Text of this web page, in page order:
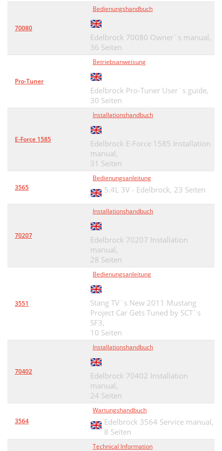
70080
Bedienungshandbuch
Edelbrock 70080 Owner`s manual,
36 Seiten
Pro-Tuner
Betriebsanweisung
Edelbrock Pro-Tuner User`s guide,
30 Seiten
E-Force 1585
Installationshandbuch
Edelbrock E-Force 1585 Installation
manual,
31 Seiten
3565
Bedienungsanleitung
5.4L 3V - Edelbrock, 23 Seiten
70207
Installationshandbuch
Edelbrock 70207 Installation
manual,
28 Seiten
3551
Bedienungsanleitung
Stang TV`s New 2011 Mustang
Project Car Gets Tuned by SCT`s
SF3,
10 Seiten
70402
Installationshandbuch
Edelbrock 70402 Installation
manual,
24 Seiten
3564
Wartungshandbuch
Edelbrock 3564 Service manual,
8 Seiten
Technical Information